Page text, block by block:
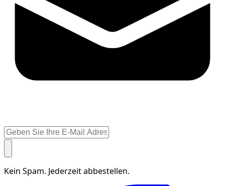
Kein Spam. Jederzeit abbestellen.